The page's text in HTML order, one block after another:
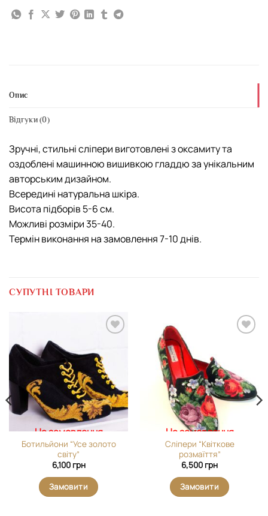
Опис
Відгуки (0)
Зручні, стильні сліпери виготовлені з оксамиту та
оздоблені машинною вишивкою гладдю за унікальним
авторським дизайном.
Всередині натуральна шкіра.
Висота підборів 5-6 см.
Можливі розміри 35-40.
Термін виконання на замовлення 7-10 днів.
СУПУТНІ ТОВАРИ
вибране
На замовлення
Ботильйони “Усе золото
світу”
6,100 грн
Замовити
На замовлення
Сліпери “Квіткове
розмаїття”
6,500 грн
Замовити